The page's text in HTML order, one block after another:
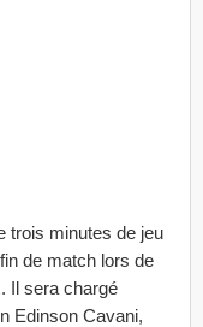
trois minutes de jeu
de match lors de
Il sera chargé
Edinson Cavani,